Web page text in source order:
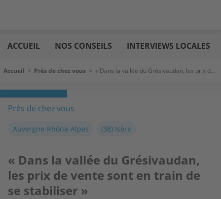
au
contenu
immo
ACCUEIL NOS CONSEILS INTERVIEWS LOCALES
Fil d'Ariane
Accueil > Près de chez vous > « Dans la vallée du Grésivaudan, les prix de vente sont en train de se stabiliser »
Près de chez vous
Auvergne-Rhône-Alpes (38) Isère
« Dans la vallée du Grésivaudan,
les prix de vente sont en train de
se stabiliser »